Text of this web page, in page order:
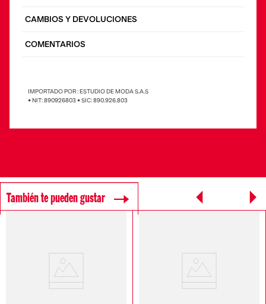
CAMBIOS Y DEVOLUCIONES
COMENTARIOS
IMPORTADO POR : ESTUDIO DE MODA S.A.S
• NIT: 890926803 • SIC: 890.926.803
También te pueden gustar